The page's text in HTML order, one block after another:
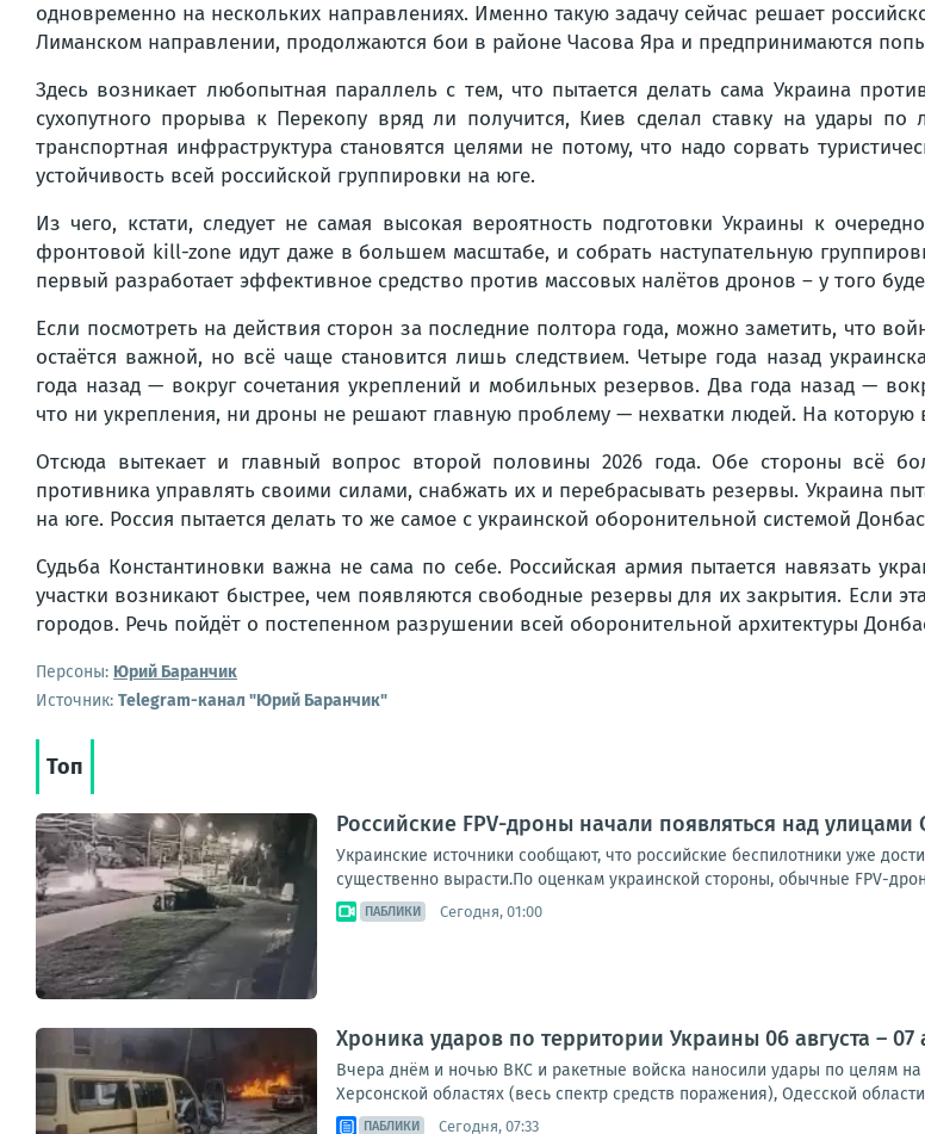
одновременно на нескольких направлениях. Именно такую задачу сейчас решает
Лиманском направлении, продолжаются бои в районе Часова Яра и предпринимаются
Здесь возникает любопытная параллель с тем, что пытается делать сама Украина
сухопутного прорыва к Перекопу вряд ли получится, Киев сделал ставку на удары
транспортная инфраструктура становятся целями не потому, что надо сорвать
устойчивость всей российской группировки на юге.
Из чего, кстати, следует не самая высокая вероятность подготовки Украины к
фронтовой kill-zone идут даже в большем масштабе, и собрать наступательную
первый разработает эффективное средство против массовых налётов дронов – у того
Если посмотреть на действия сторон за последние полтора года, можно заметить, что
остаётся важной, но всё чаще становится лишь следствием. Четыре года назад
года назад — вокруг сочетания укреплений и мобильных резервов. Два года назад —
что ни укрепления, ни дроны не решают главную проблему — нехватки людей. На которую
Отсюда вытекает и главный вопрос второй половины 2026 года. Обе стороны всё
противника управлять своими силами, снабжать их и перебрасывать резервы. Украина
на юге. Россия пытается делать то же самое с украинской оборонительной системой
Судьба Константиновки важна не сама по себе. Российская армия пытается навязать
участки возникают быстрее, чем появляются свободные резервы для их закрытия. Если
городов. Речь пойдёт о постепенном разрушении всей оборонительной архитектуры
Персоны: Юрий Баранчик
Источник: Telegram-канал "Юрий Баранчик"
Топ
Российские FPV-дроны начали появляться над улицами
Украинские источники сообщают, что российские беспилотники уже
существенно вырасти.По оценкам украинской стороны, обычные FPV-
ПАБЛИКИ Сегодня, 01:00
Хроника ударов по территории Украины 06 августа – 07
Вчера днём и ночью ВКС и ракетные войска наносили удары по целям
Херсонской областях (весь спектр средств поражения), Одесской
ПАБЛИКИ Сегодня, 07:33